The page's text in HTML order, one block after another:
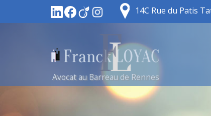
Avocat au Barreau de Rennes
14C Rue du Patis